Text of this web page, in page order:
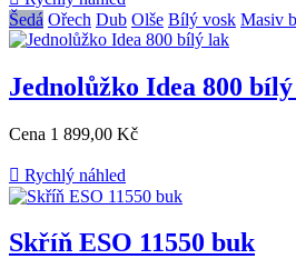
Šedá Ořech Dub Olše Bílý vosk Masiv
Jednolůžko Idea 800
Cena 1 899,00 Kč
 Rychlý náhled
Skříň ESO 11550 buk